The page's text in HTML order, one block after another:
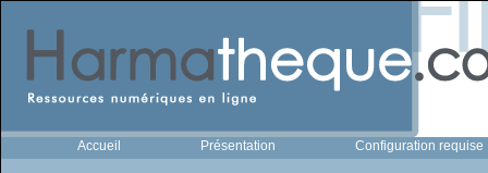
Accueil Présentation Configuration requise